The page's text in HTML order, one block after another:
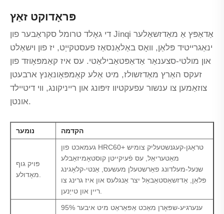
פּראָדוקט זאַץ
די גאָלד טרומל סקראַבער פון Jinqi אַדאַפּץ אַ מאַדזשאַלער
ינאַגרייטיד פּלאַן, וואָס באַלאַנסאַז פעסטקייַט, יז פון וישאַלט
און מולטי-סצענאַר אַדאַפּטאַבילאַטי. עס איז קאַמפּאָוזד פון
זעקס האַרץ מאַדזשולז, מיט אַלע קאַמפּאָונאַנץ ארבעטן
צוזאַמען צו ענשור עפעקטיוו זיפּונג און רייניקונג, ווי דיטיילד
אונטן.
נומער הקדמה
פּויק גוף
געמאכט פון HRC60+ טראָגן-קעגנשטעליק צומיש
מאַטעריאַל, עס פֿעיִקייטן קוסטאָמיזאַבלע
שנעל-מעלדונג פאַרשטעלן מעשעס, אַנטי-קלאָגינג
פּלאַן, אַדזשאַסטאַבאַל יצר אַנגלעס און איז גרינג צו
ענערגיע-שפּאָרן מאַכט אַפּאַראַט מיט איבער 95%